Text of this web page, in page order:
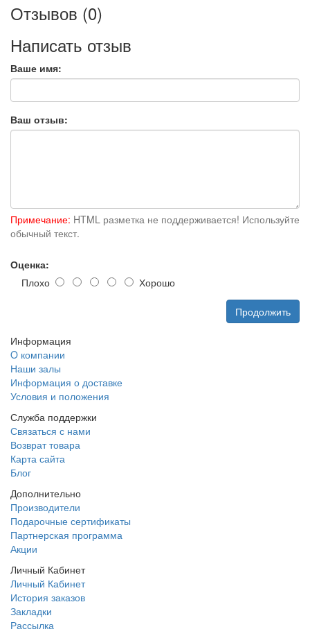
Отзывов (0)
Написать отзыв
Ваше имя:
Ваш отзыв:
Примечание: HTML разметка не поддерживается! Используйте
обычный текст.
Оценка:
Плохо
Хорошо
Продолжить
Информация
O компании
Наши залы
Информация о доставке
Условия и положения
Служба поддержки
Связаться с нами
Возврат товара
Карта сайта
Блог
Дополнительно
Производители
Подарочные сертификаты
Партнерская программа
Акции
Личный Кабинет
Личный Кабинет
История заказов
Закладки
Рассылка